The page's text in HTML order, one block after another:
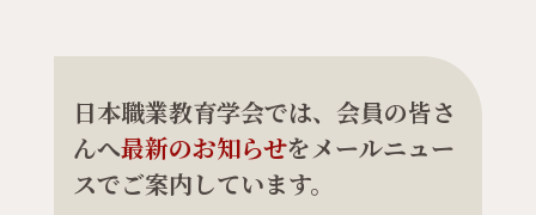
日本職業教育学会では、会員の皆さ
んへ最新のお知らせをメールニュー
スでご案内しています。